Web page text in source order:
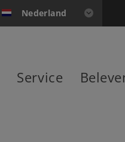
Nederland
Service